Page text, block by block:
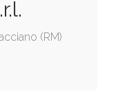
(RM)